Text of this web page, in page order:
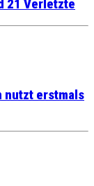
21 Verletzte
nutzt erstmals